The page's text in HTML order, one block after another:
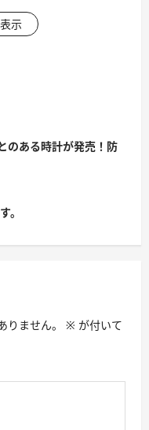
示
のある時計が発売！防
。
ません。 ※ が付いて